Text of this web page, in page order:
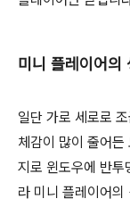
미니 플레이어의
일단 가로 세로로
체감이 많이 줄어
지로 윈도우에 반투
라 미니 플레이어